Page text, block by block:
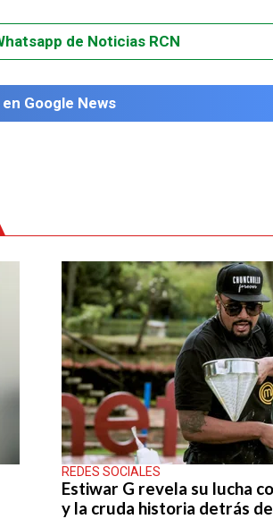
de Noticias RCN
Google News
REDES SOCIALES
Estiwar G revela su lucha
y la cruda historia detrás